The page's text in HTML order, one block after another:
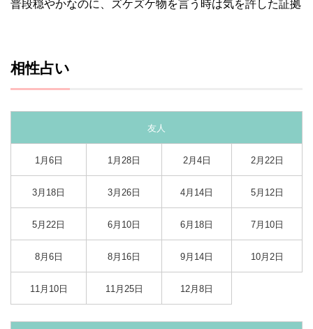
普段穏やかなのに、ズケズケ物を言う時は気を許した証拠
相性占い
友人
1月6日 1月28日 2月4日 2月22日
3月18日 3月26日 4月14日 5月12日
5月22日 6月10日 6月18日 7月10日
8月6日 8月16日 9月14日 10月2日
11月10日 11月25日 12月8日